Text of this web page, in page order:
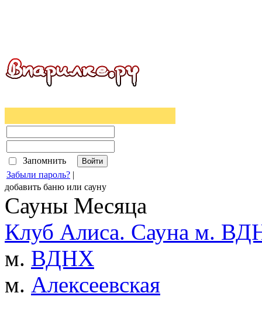
Запомнить
Забыли пароль? |
добавить баню или сауну
Сауны Месяца
Клуб Алиса. Сауна м.
м. ВДНХ
м. Алексеевская